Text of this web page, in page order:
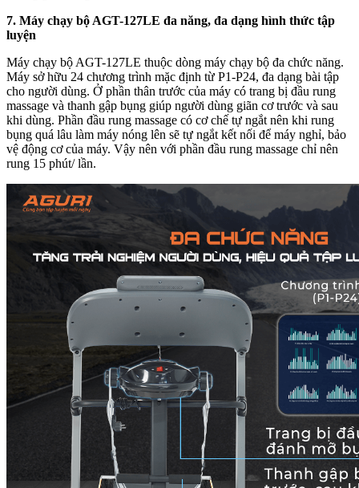
7. Máy chạy bộ AGT-127LE đa năng, đa dạng hình thức tập
luyện
Máy chạy bộ AGT-127LE thuộc dòng máy chạy bộ đa chức năng.
Máy sở hữu 24 chương trình mặc định từ P1-P24, đa dạng bài tập
cho người dùng. Ở phần thân trước của máy có trang bị đầu rung
massage và thanh gập bụng giúp người dùng giãn cơ trước và sau
khi dùng. Phần đầu rung massage có cơ chế tự ngắt nên khi rung
bụng quá lâu làm máy nóng lên sẽ tự ngắt kết nối để máy nghỉ, bảo
vệ động cơ của máy. Vậy nên với phần đầu rung massage chỉ nên
rung 15 phút/ lần.